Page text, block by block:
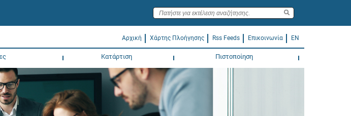
Αρχική Χάρτης Πλοήγησης Rss Feeds Επικοινωνία EN
Κατάρτιση Πιστοποίηση